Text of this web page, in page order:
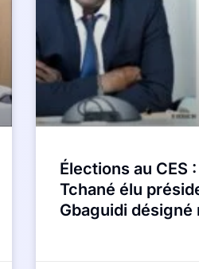
Élections au CES
Tchané élu
Gbaguidi désigné